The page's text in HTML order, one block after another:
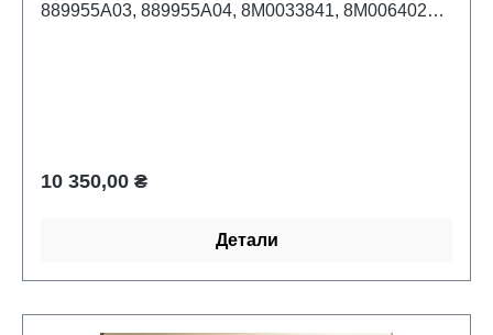
889955A03, 889955A04, 8M0033841, 8M0064021,
Обычная цена:
10 350,00 ₴
Детали